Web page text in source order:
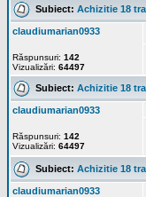
Subiect: Achizitie 18
claudiumarian0933
Răspunsuri: 142
Vizualizări: 64497
Subiect: Achizitie 18
claudiumarian0933
Răspunsuri: 142
Vizualizări: 64497
Subiect: Achizitie 18
claudiumarian0933